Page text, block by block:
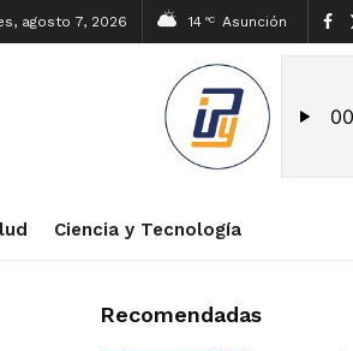
agosto 7, 2026 14 °C Asunción
Ciencia y Tecnología
Recomendadas